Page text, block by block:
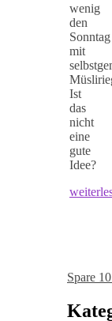
wenig
den
Sonntag
mit
Ist
das
nicht
eine
gute
Idee?
Spare